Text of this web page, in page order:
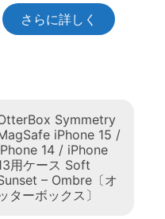
さらに詳しく
Symmetry
iPhone 15 /
14 / iPhone
用ケース Soft
– Ombre〔オ
ターボックス〕